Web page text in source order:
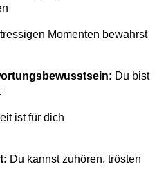
Momenten bewahrst
Du bist
ist für dich
Du kannst zuhören, trösten